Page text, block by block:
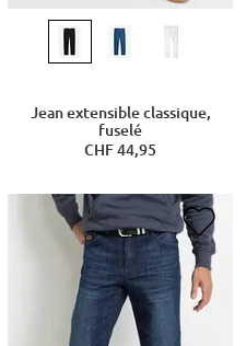
Jean extensible classique,
fuselé
CHF 44,95